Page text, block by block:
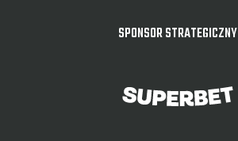
SPONSOR STRATEGICZNY